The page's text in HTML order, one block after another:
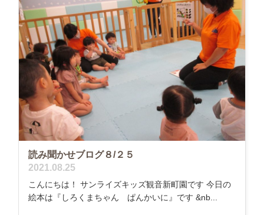
読み聞かせブログ８/２５
2021.08.25
こんにちは！ サンライズキッズ観音新町園です 今日の
絵本は『しろくまちゃん ぱんかいに』です &nb...